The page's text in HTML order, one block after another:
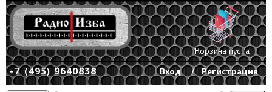
+7 (495) 9640838 Вход / Регистрация
Корзина пуста